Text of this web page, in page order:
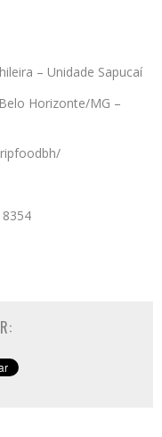
– Unidade Sapucaí
Horizonte/MG –